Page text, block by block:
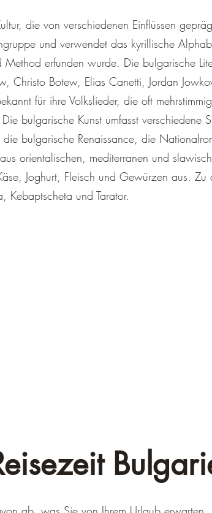
die von verschiedenen Einflüssen
und verwendet das kyrillische
erfunden wurde. Die bulgarische
Christo Botew, Elias Canetti, Jordan
für ihre Volkslieder, die oft
bulgarische Kunst umfasst
die bulgarische Renaissance, die
orientalischen, mediterranen und
Joghurt, Fleisch und Gewürzen aus. Zu
Kebaptscheta und Tarator.